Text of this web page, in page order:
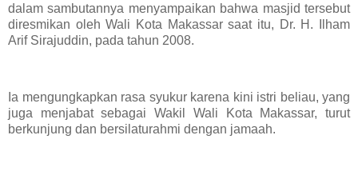
dalam sambutannya menyampaikan bahwa masjid tersebut
diresmikan oleh Wali Kota Makassar saat itu, Dr. H. Ilham
Arif Sirajuddin, pada tahun 2008.
Ia mengungkapkan rasa syukur karena kini istri beliau, yang
juga menjabat sebagai Wakil Wali Kota Makassar, turut
berkunjung dan bersilaturahmi dengan jamaah.